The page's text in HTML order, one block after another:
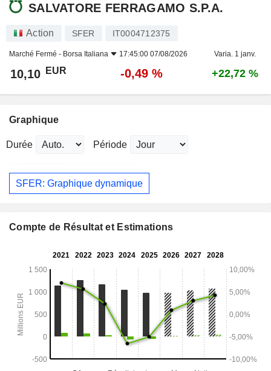
SALVATORE FERRAGAMO S.P.A.
Action SFER IT0004712375
Marché Fermé - Borsa Italiana 17:45:00 07/08/2026 Varia. 1 janv.
10,10 EUR -0,49 % +22,72 %
Graphique
Durée Période
SFER: Graphique dynamique
Compte de Résultat et Estimations